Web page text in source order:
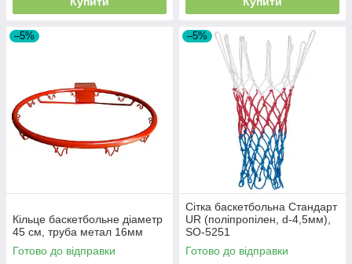
–5%
Кільце баскетбольне діаметр
45 см, труба метал 16мм
Готово до відправки
–5%
Сітка баскетбольна Стандарт
UR (поліпропілен, d-4,5мм),
SO-5251
Готово до відправки